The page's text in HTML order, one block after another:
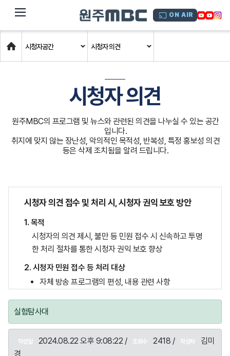
dehaze ON AIR
Home
시청자공간 시청자 의견
시청자 의견
원주MBC의 프로그램 및 뉴스와 관련된 의견을 나누실 수 있는 공간
입니다.
취지에 맞지 않는 장난성, 악의적인 목적성, 반복성, 특정 홍보성 의견
등은 삭제 조치됨을 알려 드립니다.
시청자 의견 접수 및 처리 시, 시청자 권익 보호 방안
1. 목적
시청자의 의견 제시, 불만 등 민원 접수 시 신속하고 투명
한 처리 절차를 통한 시청자 권익 보호 향상
2. 시청자 민원 접수 등 처리 대상
자체 방송 프로그램의 편성, 내용 관련 사항
자체 방송 기술, 난시청에 관련 사항
기타 시청자에 대한 권익 보호 관련 사항
3. 접수 방법
실험탐사대
작성일 2024.08.22 오후 9:08:22 / 조회수 2418 / 작성자
김미
경